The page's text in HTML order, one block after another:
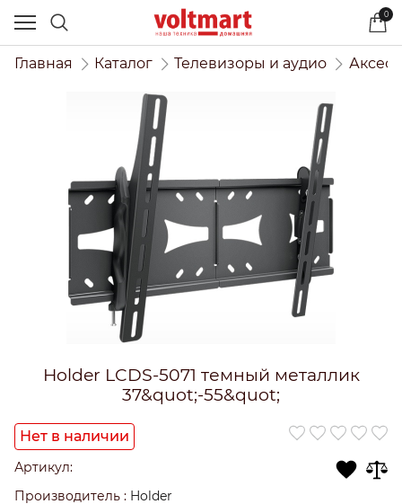
0
Главная Каталог Телевизоры и аудио
Holder LCDS-5071 темный металлик
37&quot;-55&quot;
Нет в наличии
Артикул:
Производитель : Holder